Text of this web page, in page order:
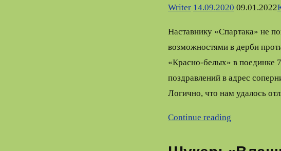
Writer 14.09.2020 09.01.2022
Наставнику «Спартака» не
возможностями в дерби
«Красно-белых» в поединке
поздравлений в адрес
Логично, что нам удалось
Continue reading